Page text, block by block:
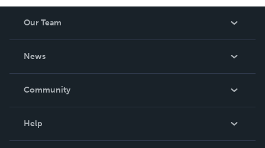
Our Team
News
In The News
Community
Help